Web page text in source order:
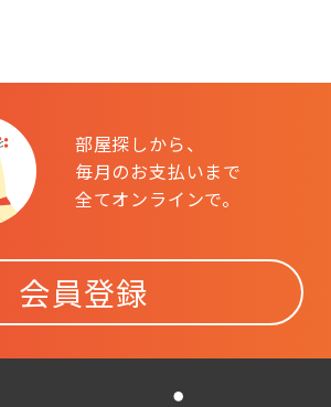
部屋探しから、
毎月のお支払いまで
全てオンラインで。
会員登録